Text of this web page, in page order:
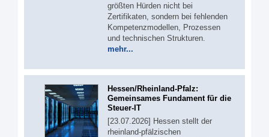
größten Hürden nicht bei
Zertifikaten, sondern bei fehlenden
Kompetenzmodellen, Prozessen
und technischen Strukturen.
mehr...
Hessen/Rheinland-Pfalz:
Gemeinsames Fundament für die
Steuer-IT
[23.07.2026] Hessen stellt der
rheinland-pfälzischen